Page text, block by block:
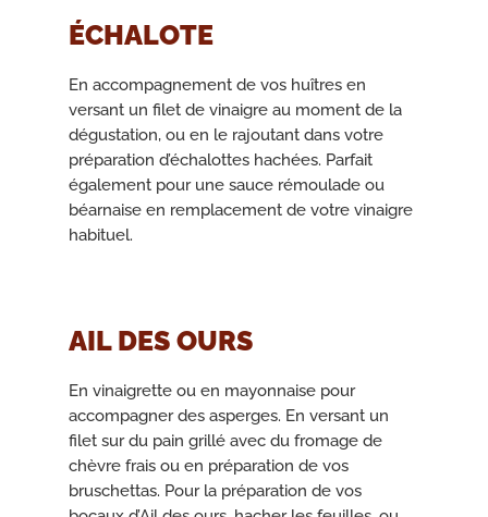
ÉCHALOTE
En accompagnement de vos huîtres en
versant un filet de vinaigre au moment de la
dégustation, ou en le rajoutant dans votre
préparation d’échalottes hachées. Parfait
également pour une sauce rémoulade ou
béarnaise en remplacement de votre vinaigre
habituel.
AIL DES OURS
En vinaigrette ou en mayonnaise pour
accompagner des asperges. En versant un
filet sur du pain grillé avec du fromage de
chèvre frais ou en préparation de vos
bruschettas. Pour la préparation de vos